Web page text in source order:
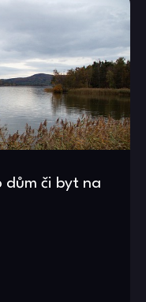
dům či byt na